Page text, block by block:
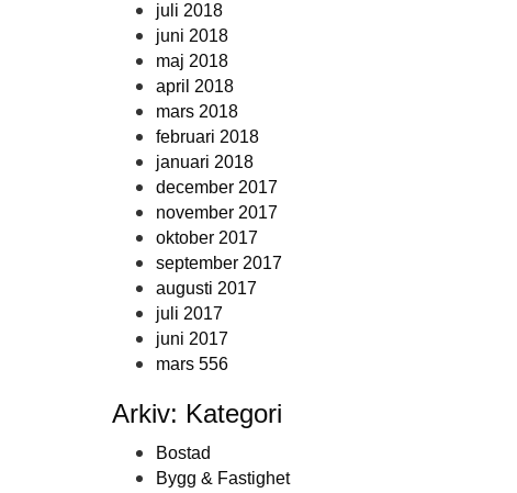
juli 2018
juni 2018
maj 2018
april 2018
mars 2018
februari 2018
januari 2018
december 2017
november 2017
oktober 2017
september 2017
augusti 2017
juli 2017
juni 2017
mars 556
Arkiv: Kategori
Bostad
Bygg & Fastighet